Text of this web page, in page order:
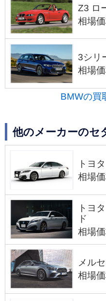
Z3 ロ
相場
3シリ
相場
BMWの買
他のメーカーのセ
トヨ
相場
トヨ
ド
相場
メル
相場